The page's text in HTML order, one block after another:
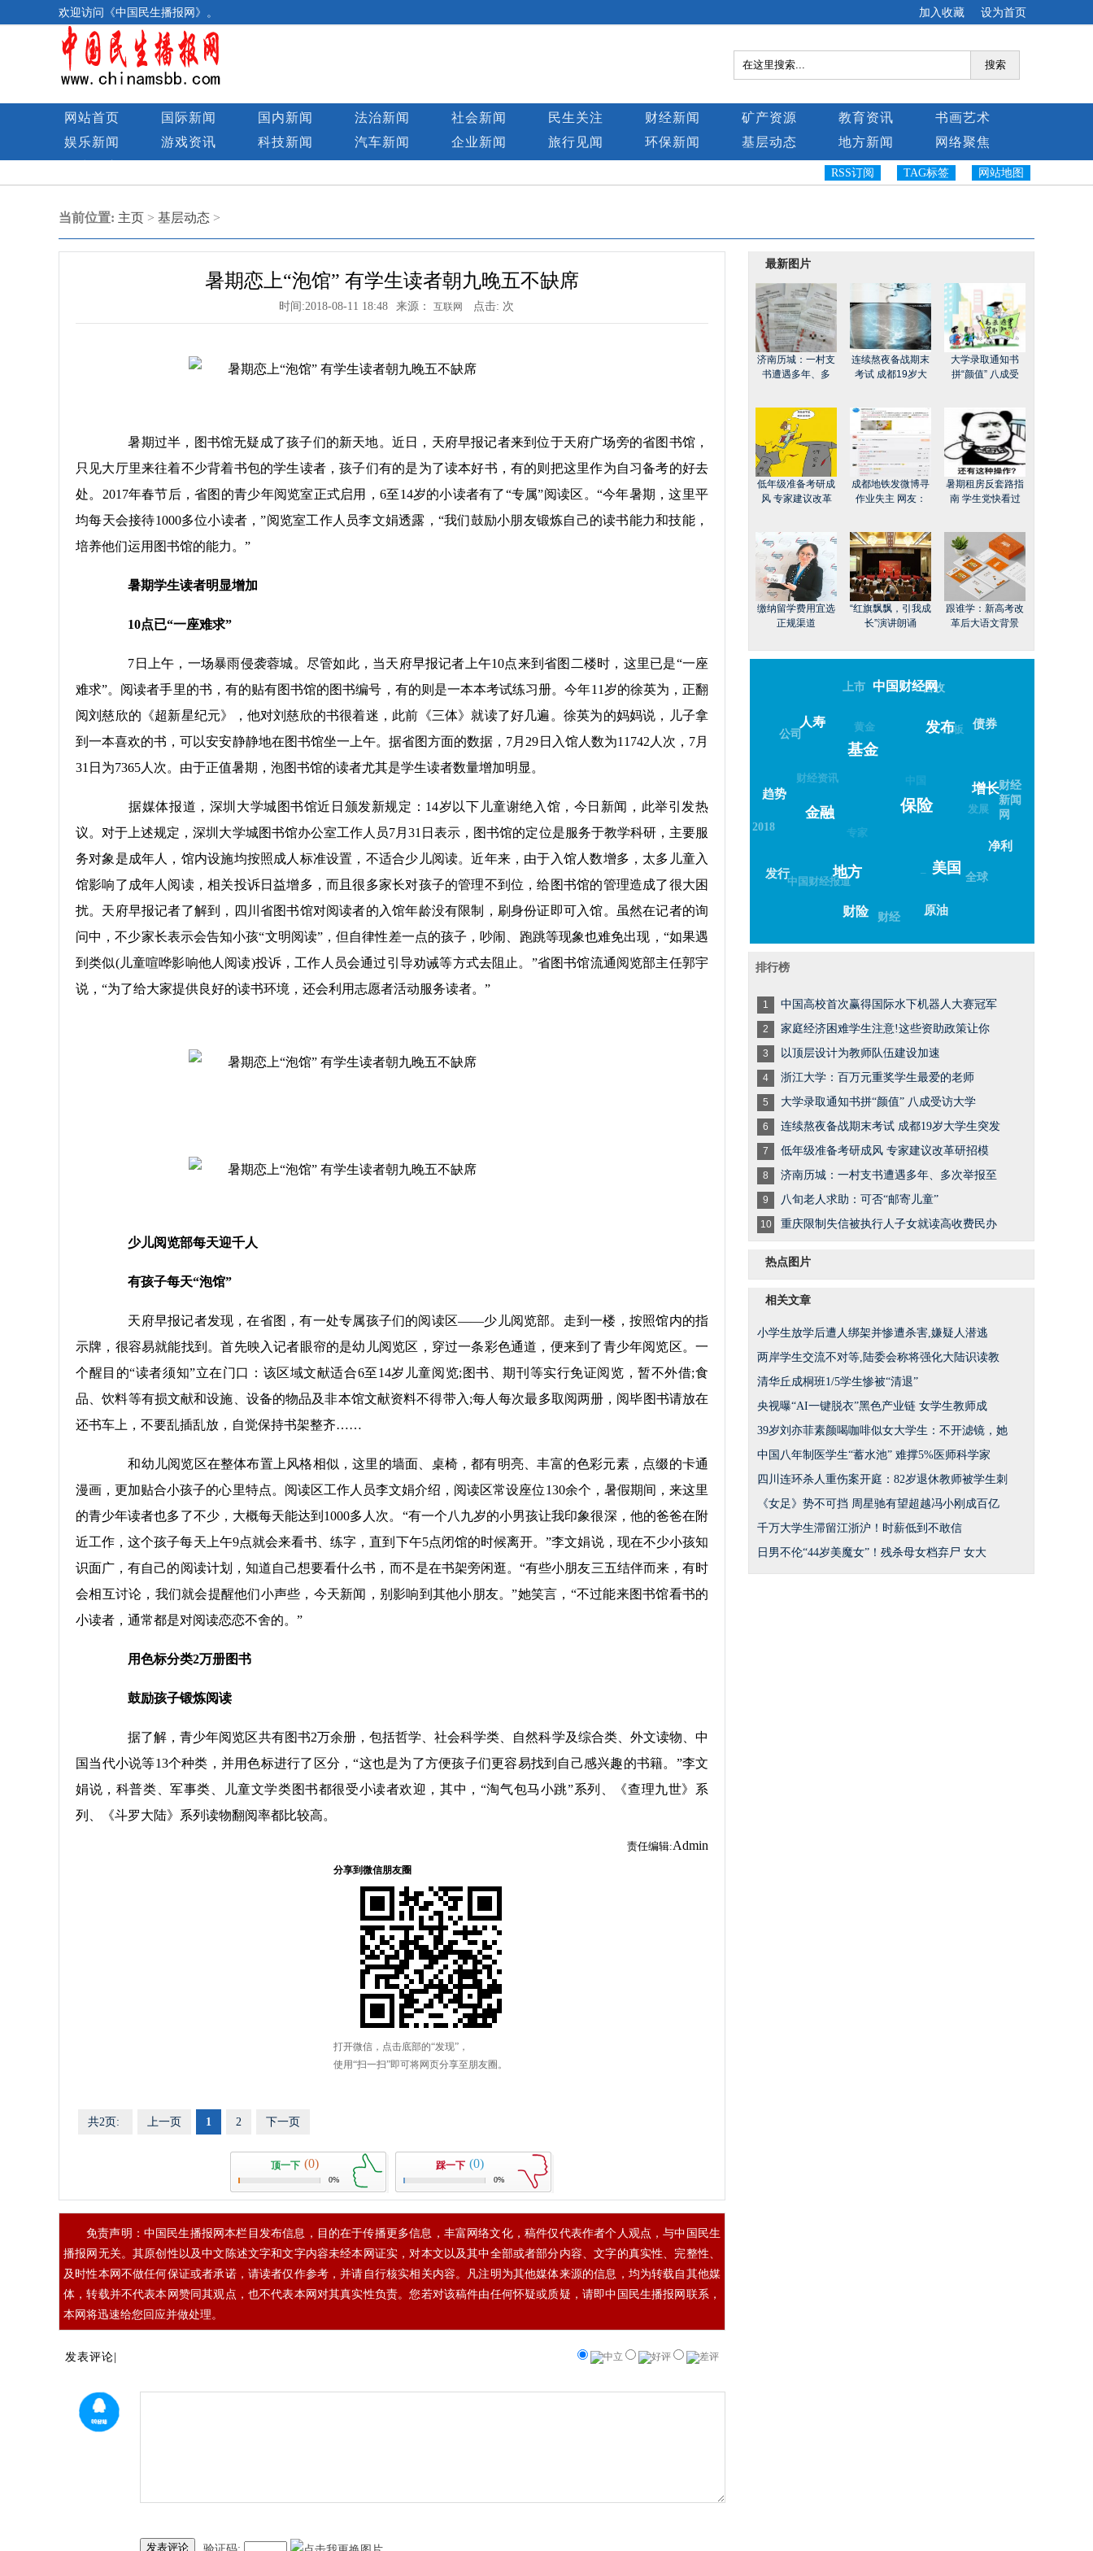
设为首页
加入收藏
欢迎访问《中国民生播报网》。
搜索
网站首页 国际新闻 国内新闻 法治新闻 社会新闻 民生关注 财经新闻 矿产资源 教育资讯
书画艺术
娱乐新闻
游戏资讯 科技新闻 汽车新闻 企业新闻 旅行见闻 环保新闻 基层动态 地方新闻
网络聚焦
网站地图
TAG标签
RSS订阅
当前位置: 主页 > 基层动态 >
暑期恋上“泡馆” 有学生读者朝九晚五不缺席
时间:2018-08-11 18:48 来源： 互联网 点击: 次
暑期过半，图书馆无疑成了孩子们的新天地。近日，天府早报记者来到位于天府广场旁的省图书馆，
只见大厅里来往着不少背着书包的学生读者，孩子们有的是为了读本好书，有的则把这里作为自习备考的好去
处。2017年春节后，省图的青少年阅览室正式启用，6至14岁的小读者有了“专属”阅读区。“今年暑期，这里平
均每天会接待1000多位小读者，”阅览室工作人员李文娟透露，“我们鼓励小朋友锻炼自己的读书能力和技能，
培养他们运用图书馆的能力。”
暑期学生读者明显增加
10点已“一座难求”
7日上午，一场暴雨侵袭蓉城。尽管如此，当天府早报记者上午10点来到省图二楼时，这里已是“一座
难求”。阅读者手里的书，有的贴有图书馆的图书编号，有的则是一本本考试练习册。今年11岁的徐英为，正翻
阅刘慈欣的《超新星纪元》，他对刘慈欣的书很着迷，此前《三体》就读了好几遍。徐英为的妈妈说，儿子拿
到一本喜欢的书，可以安安静静地在图书馆坐一上午。据省图方面的数据，7月29日入馆人数为11742人次，7月
31日为7365人次。由于正值暑期，泡图书馆的读者尤其是学生读者数量增加明显。
据媒体报道，深圳大学城图书馆近日颁发新规定：14岁以下儿童谢绝入馆，今日新闻，此举引发热
议。对于上述规定，深圳大学城图书馆办公室工作人员7月31日表示，图书馆的定位是服务于教学科研，主要服
务对象是成年人，馆内设施均按照成人标准设置，不适合少儿阅读。近年来，由于入馆人数增多，太多儿童入
馆影响了成年人阅读，相关投诉日益增多，而且很多家长对孩子的管理不到位，给图书馆的管理造成了很大困
扰。天府早报记者了解到，四川省图书馆对阅读者的入馆年龄没有限制，刷身份证即可入馆。虽然在记者的询
问中，不少家长表示会告知小孩“文明阅读”，但自律性差一点的孩子，吵闹、跑跳等现象也难免出现，“如果遇
到类似(儿童喧哗影响他人阅读)投诉，工作人员会通过引导劝诫等方式去阻止。”省图书馆流通阅览部主任郭宇
说，“为了给大家提供良好的读书环境，还会利用志愿者活动服务读者。”
少儿阅览部每天迎千人
有孩子每天“泡馆”
天府早报记者发现，在省图，有一处专属孩子们的阅读区——少儿阅览部。走到一楼，按照馆内的指
示牌，很容易就能找到。首先映入记者眼帘的是幼儿阅览区，穿过一条彩色通道，便来到了青少年阅览区。一
个醒目的“读者须知”立在门口：该区域文献适合6至14岁儿童阅览;图书、期刊等实行免证阅览，暂不外借;食
品、饮料等有损文献和设施、设备的物品及非本馆文献资料不得带入;每人每次最多取阅两册，阅毕图书请放在
还书车上，不要乱插乱放，自觉保持书架整齐……
和幼儿阅览区在整体布置上风格相似，这里的墙面、桌椅，都有明亮、丰富的色彩元素，点缀的卡通
漫画，更加贴合小孩子的心里特点。阅读区工作人员李文娟介绍，阅读区常设座位130余个，暑假期间，来这里
的青少年读者也多了不少，大概每天能达到1000多人次。“有一个八九岁的小男孩让我印象很深，他的爸爸在附
近工作，这个孩子每天上午9点就会来看书、练字，直到下午5点闭馆的时候离开。”李文娟说，现在不少小孩知
识面广，有自己的阅读计划，知道自己想要看什么书，而不是在书架旁闲逛。“有些小朋友三五结伴而来，有时
会相互讨论，我们就会提醒他们小声些，今天新闻，别影响到其他小朋友。”她笑言，“不过能来图书馆看书的
小读者，通常都是对阅读恋恋不舍的。”
用色标分类2万册图书
鼓励孩子锻炼阅读
据了解，青少年阅览区共有图书2万余册，包括哲学、社会科学类、自然科学及综合类、外文读物、中
国当代小说等13个种类，并用色标进行了区分，“这也是为了方便孩子们更容易找到自己感兴趣的书籍。”李文
娟说，科普类、军事类、儿童文学类图书都很受小读者欢迎，其中，“淘气包马小跳”系列、《查理九世》系
列、《斗罗大陆》系列读物翻阅率都比较高。
责任编辑:Admin
共2页: 上一页 1 2 下一页
顶一下 (0)
0%
踩一下 (0)
0%
免责声明：中国民生播报网本栏目发布信息，目的在于传播更多信息，丰富网络文化，稿件仅代表作者个人观点，与中国民生
播报网无关。其原创性以及中文陈述文字和文字内容未经本网证实，对本文以及其中全部或者部分内容、文字的真实性、完整性、
及时性本网不做任何保证或者承诺，请读者仅作参考，并请自行核实相关内容。凡注明为其他媒体来源的信息，均为转载自其他媒
体，转载并不代表本网赞同其观点，也不代表本网对其真实性负责。您若对该稿件由任何怀疑或质疑，请即中国民生播报网联系，
本网将迅速给您回应并做处理。
发表评论| 中立 好评 差评
发表评论
最新图片
济南历城：一村支
书遭遇多年、多
连续熬夜备战期末
考试 成都19岁大
大学录取通知书
拼“颜值” 八成受
低年级准备考研成
风 专家建议改革
成都地铁发微博寻
作业失主 网友：
暑期租房反套路指
南 学生党快看过
缴纳留学费用宜选
正规渠道
“红旗飘飘，引我成
长”演讲朗诵
跟谁学：新高考改
革后大语文背景
发行
财险
地方
金融
趋势
2018
中国财经报道
财经 原油
美国
保险
基金
人寿
公司
财经资讯
专家
–
全球
净利
增长
发布
中国财经网
上市
黄金
中国
发展
财经
新闻
网
债券
营收
三板
排行榜
1 中国高校首次赢得国际水下机器人大赛冠军
2 家庭经济困难学生注意!这些资助政策让你
3 以顶层设计为教师队伍建设加速
4 浙江大学：百万元重奖学生最爱的老师
5 大学录取通知书拼“颜值” 八成受访大学
6 连续熬夜备战期末考试 成都19岁大学生突发
7 低年级准备考研成风 专家建议改革研招模
8 济南历城：一村支书遭遇多年、多次举报至
9 八旬老人求助：可否“邮寄儿童”
10 重庆限制失信被执行人子女就读高收费民办
热点图片
相关文章
小学生放学后遭人绑架并惨遭杀害,嫌疑人潜逃
两岸学生交流不对等,陆委会称将强化大陆识读教
清华丘成桐班1/5学生惨被“清退”
央视曝“AI一键脱衣”黑色产业链 女学生教师成
39岁刘亦菲素颜喝咖啡似女大学生：不开滤镜，她
中国八年制医学生“蓄水池” 难撑5%医师科学家
四川连环杀人重伤案开庭：82岁退休教师被学生刺
《女足》势不可挡 周星驰有望超越冯小刚成百亿
千万大学生滞留江浙沪！时薪低到不敢信
日男不伦“44岁美魔女”！残杀母女档弃尸 女大